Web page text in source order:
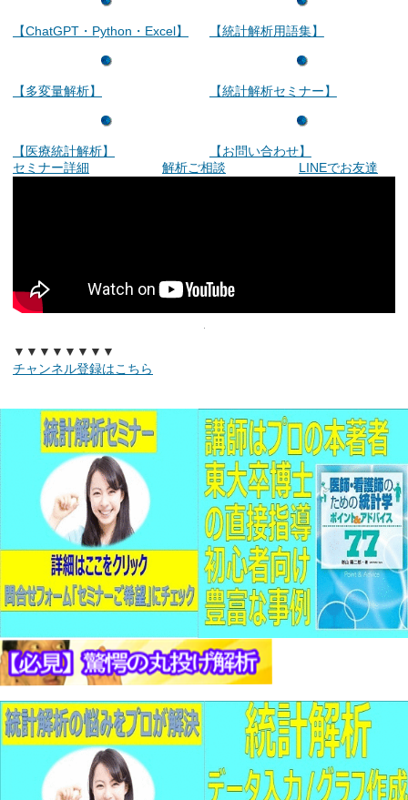
【ChatGPT・Python・Excel】
【多変量解析】
【医療統計解析】
【統計解析用語集】
【統計解析セミナー】
【お問い合わせ】
セミナー詳細
解析ご相談 LINEでお友達
▼▼▼▼▼▼▼▼
チャンネル登録はこちら